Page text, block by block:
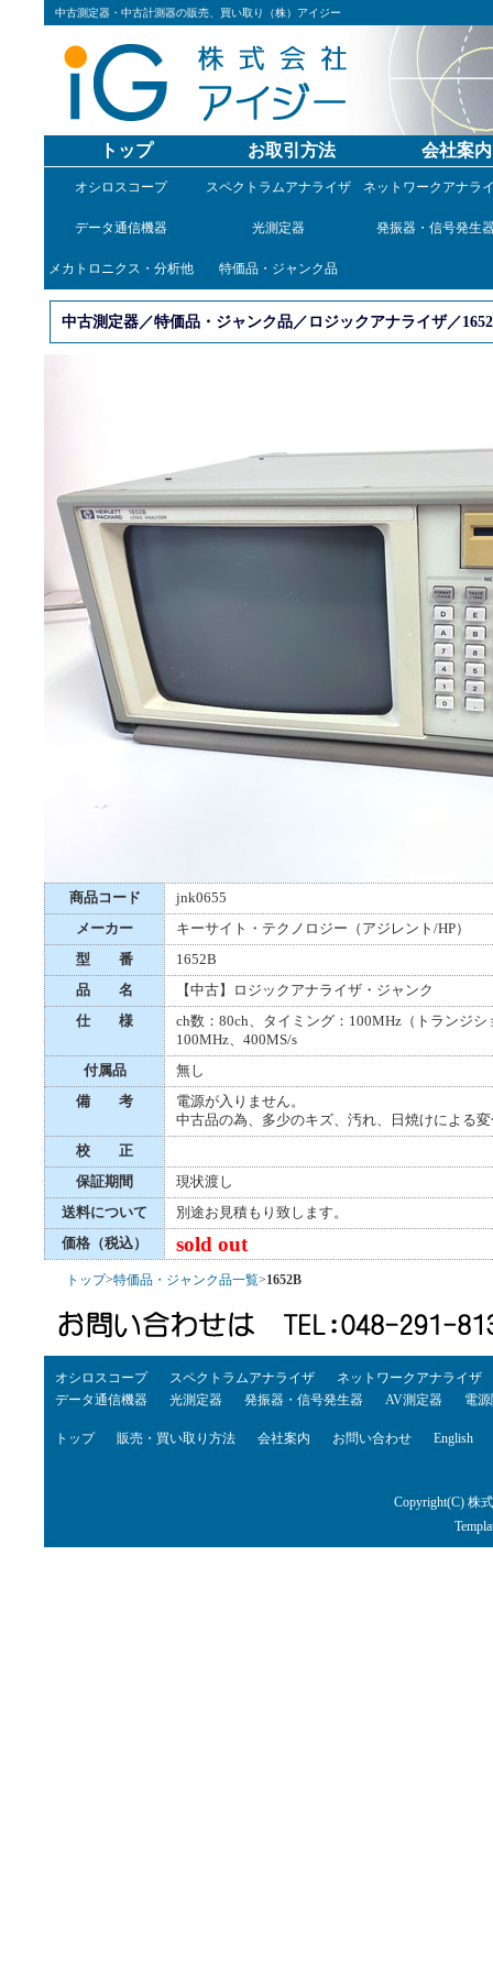
中古測定器・中古計測器の販売、買い取り（株）アイジー
トップ お取引方法 会社案内
オシロスコープ スペクトラムアナライザ ネットワークアナラ
データ通信機器 光測定器 発振器・信号発生
メカトロニクス・分析他 特価品・ジャンク品
中古測定器／特価品・ジャンク品／ロジックアナライザ／
商品コード
jnk0655
メーカー
キーサイト・テクノロジー（アジレント/HP）
型 番
1652B
品 名
【中古】ロジックアナライザ・ジャンク
仕 様
ch数：80ch、タイミング：100MHz（トランジ
100MHz、400MS/s
付属品
無し
備 考
電源が入りません。
中古品の為、多少のキズ、汚れ、日焼けによる
校 正
保証期間
現状渡し
送料について
別途お見積もり致します。
価格（税込）
sold out
トップ>特価品・ジャンク品一覧>1652B
オシロスコープ スペクトラムアナライザ
ネットワークアナライザ
データ通信機器
光測定器 発振器・信号発生器 AV測定器 電
トップ 販売・買い取り方法 会社案内 お問い合わせ English
Copyright(C) 株